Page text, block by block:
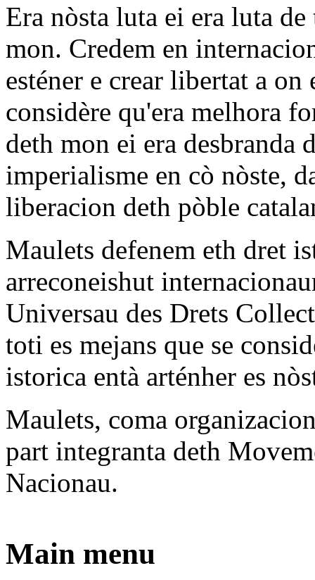
Era nòsta luta ei era luta
mon. Credem en
esténer e crear libertat a
considère qu'era melhora
deth mon ei era desbranda
imperialisme en cò nòste,
liberacion deth pòble
Maulets defenem eth dret
arreconeishut
Universau des Drets
toti es mejans que se
istorica entà arténher es
Maulets, coma
part integranta deth
Nacionau.
Main menu